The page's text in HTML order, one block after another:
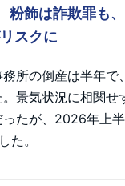
飾は詐欺罪も
スクに
所の倒産は半年で
景気状況に相関せ
たが、2026年上
た。